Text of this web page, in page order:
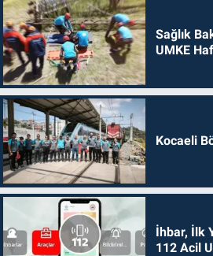
Sağlık
UMKE
Kocaeli
İhbar, İlk
112 Acil